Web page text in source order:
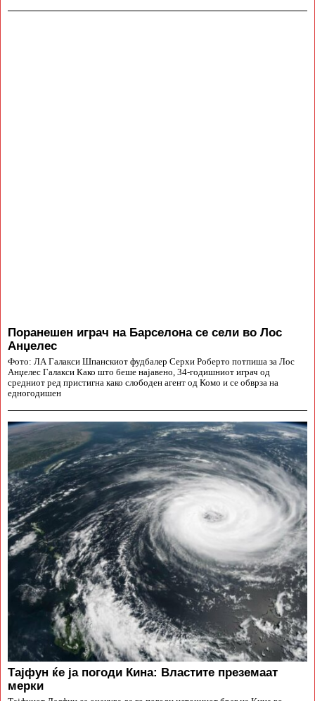
Поранешен играч на Барселона се сели во Лос
Анџелес
Фото: ЛА Галакси Шпанскиот фудбалер Серхи Роберто потпиша за Лос
Анџелес Галакси Како што беше најавено, 34-годишниот играч од
средниот ред пристигна како слободен агент од Комо и се обврза на
едногодишен
Тајфун ќе ја погоди Кина: Властите преземаат
мерки